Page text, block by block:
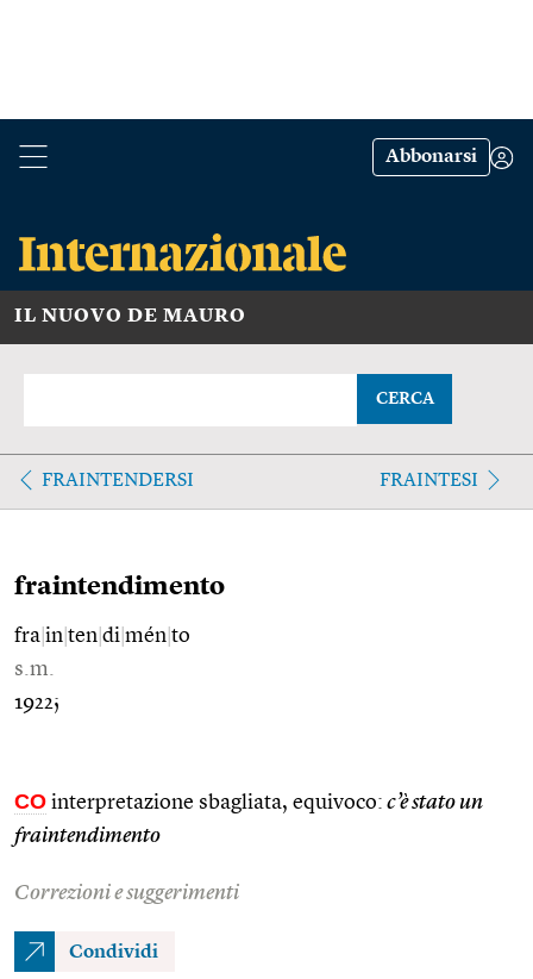
Abbonarsi
IL NUOVO DE MAURO
CERCA
FRAINTENDERSI FRAINTESI
fraintendimento
fra in ten di mén to
s.m.
1922;
CO interpretazione sbagliata, equivoco: c’è stato un
fraintendimento
Correzioni e suggerimenti
Condividi